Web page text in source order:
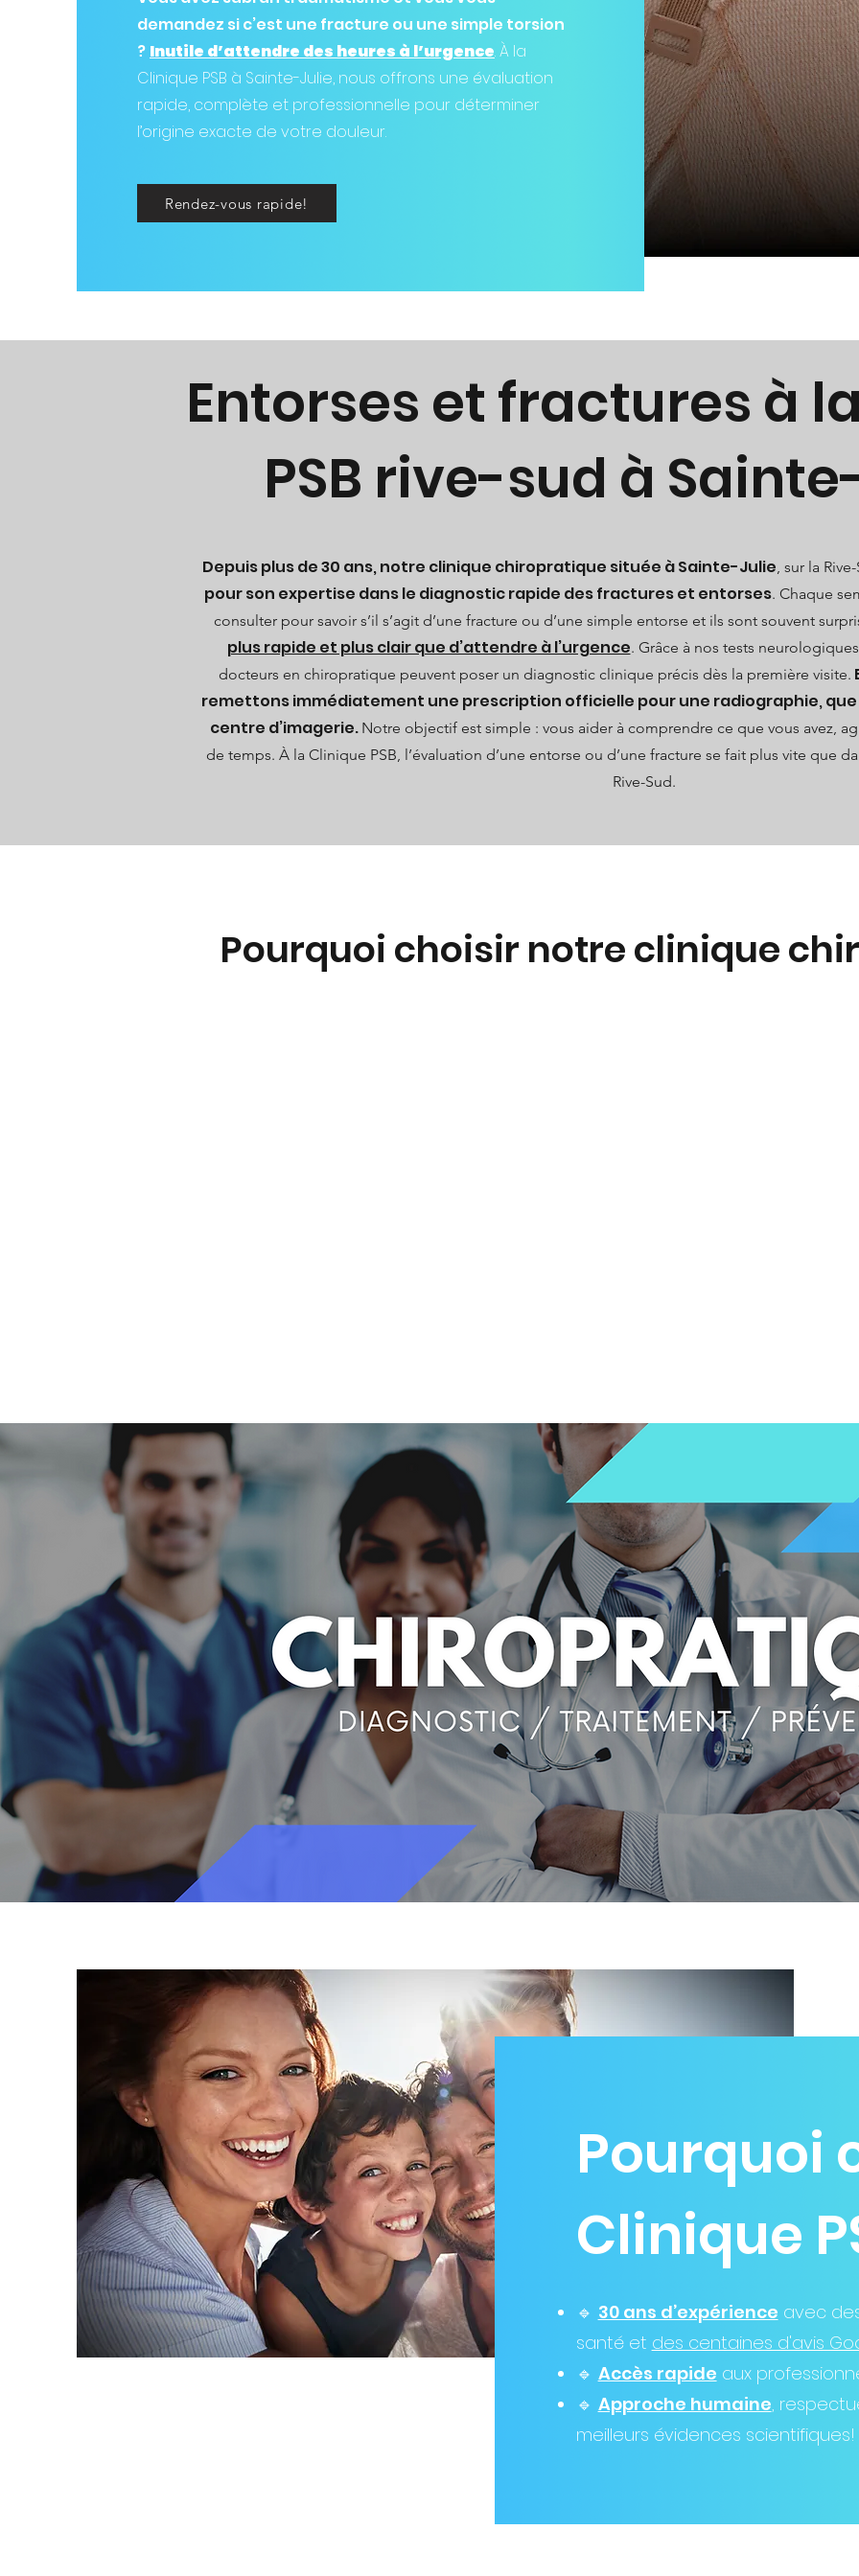
demandez si c’est une fracture ou une simple torsion
? Inutile d’attendre des heures à l’urgence. À la
Clinique PSB à Sainte-Julie, nous offrons une évaluation
rapide, complète et professionnelle pour déterminer
l’origine exacte de votre douleur.
Rendez-vous rapide!
Entorses et fractures à
PSB rive-sud à
Depuis plus de 30 ans, notre clinique chiropratique située à Sainte-Julie, sur la
pour son expertise dans le diagnostic rapide des fractures et entorses. Chaque
consulter pour savoir s’il s’agit d’une fracture ou d’une simple entorse et ils sont souvent
plus rapide et plus clair que d’attendre à l’urgence. Grâce à nos tests
docteurs en chiropratique peuvent poser un diagnostic clinique précis dès la première visite.
remettons immédiatement une prescription officielle pour une radiographie, que
centre d’imagerie. Notre objectif est simple : vous aider à comprendre ce que vous avez,
de temps. À la Clinique PSB, l’évaluation d’une entorse ou d’une fracture se fait plus vite que
Rive-Sud.
Pourquoi choisir notre clinique
Pourquoi
Clinique
🔹 30 ans d’expérience avec
santé et des centaines d'avis
🔹 Accès rapide aux
🔹 Approche humaine,
meilleurs évidences scientifiques!